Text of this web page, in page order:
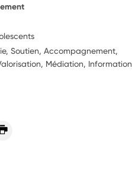
Soutien, Accompagnement,
Médiation, Information